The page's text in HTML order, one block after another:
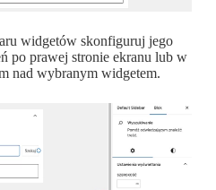
widgetów skonfiguruj jego
po prawej stronie ekranu lub w
nad wybranym widgetem.